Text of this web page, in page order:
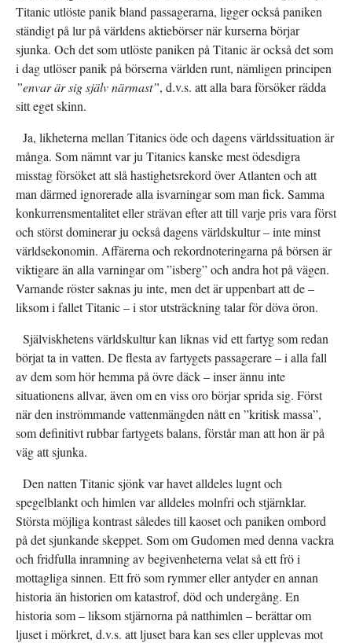
Titanic utlöste panik bland passagerarna, ligger också paniken
ständigt på lur på världens aktiebörser när kurserna börjar
sjunka. Och det som utlöste paniken på Titanic är också det som
i dag utlöser panik på börserna världen runt, nämligen principen
”envar är sig själv närmast”, d.v.s. att alla bara försöker rädda
sitt eget skinn.
Ja, likheterna mellan Titanics öde och dagens världssituation är
många. Som nämnt var ju Titanics kanske mest ödesdigra
misstag försöket att slå hastighetsrekord över Atlanten och att
man därmed ignorerade alla isvarningar som man fick. Samma
konkurrensmentalitet eller strävan efter att till varje pris vara först
och störst dominerar ju också dagens världskultur – inte minst
världsekonomin. Affärerna och rekordnoteringarna på börsen är
viktigare än alla varningar om ”isberg” och andra hot på vägen.
Varnande röster saknas ju inte, men det är uppenbart att de –
liksom i fallet Titanic – i stor utsträckning talar för döva öron.
Själviskhetens världskultur kan liknas vid ett fartyg som redan
börjat ta in vatten. De flesta av fartygets passagerare – i alla fall
av dem som hör hemma på övre däck – inser ännu inte
situationens allvar, även om en viss oro börjar sprida sig. Först
när den inströmmande vattenmängden nått en ”kritisk massa”,
som definitivt rubbar fartygets balans, förstår man att hon är på
väg att sjunka.
Den natten Titanic sjönk var havet alldeles lugnt och
spegelblankt och himlen var alldeles molnfri och stjärnklar.
Största möjliga kontrast således till kaoset och paniken ombord
på det sjunkande skeppet. Som om Gudomen med denna vackra
och fridfulla inramning av begivenheterna velat så ett frö i
mottagliga sinnen. Ett frö som rymmer eller antyder en annan
historia än historien om katastrof, död och undergång. En
historia som – liksom stjärnorna på natthimlen – berättar om
ljuset i mörkret, d.v.s. att ljuset bara kan ses eller upplevas mot